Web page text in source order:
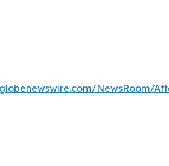
NewsRoom/